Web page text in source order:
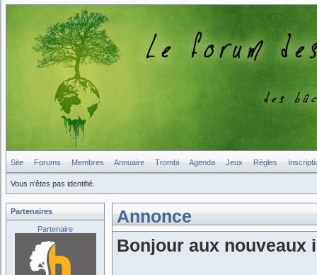
Site Forums Membres Annuaire Trombi Agenda Jeux Règles
Vous n'êtes pas identifié.
Annonce
Bonjour aux nouveaux
Partenaires
Partenaire